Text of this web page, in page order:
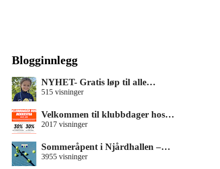
Blogginnlegg
NYHET- Gratis løp til alle…
515 visninger
Velkommen til klubbdager hos…
2017 visninger
Sommeråpent i Njårdhallen –…
3955 visninger